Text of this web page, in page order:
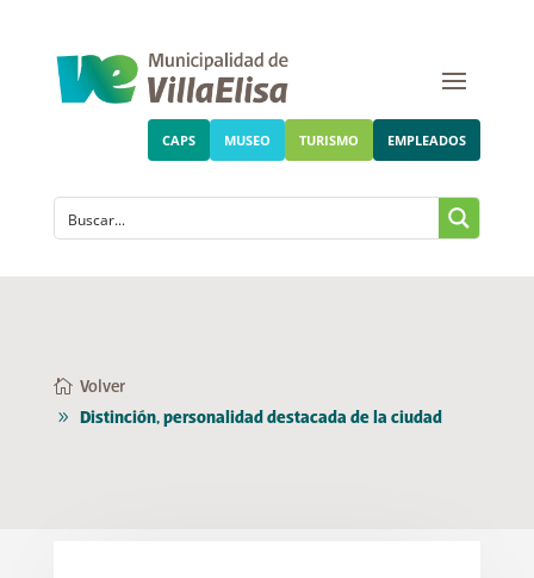
CAPS MUSEO TURISMO EMPLEADOS
Volver
Distinción, personalidad destacada de la ciudad